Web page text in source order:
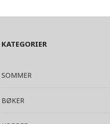
KATEGORIER
SOMMER
BØKER